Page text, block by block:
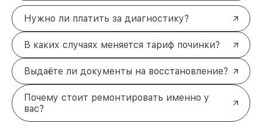
Нужно ли платить за диагностику?
В каких случаях меняется тариф починки?
Выдаёте ли документы на восстановление?
Почему стоит ремонтировать именно у
вас?